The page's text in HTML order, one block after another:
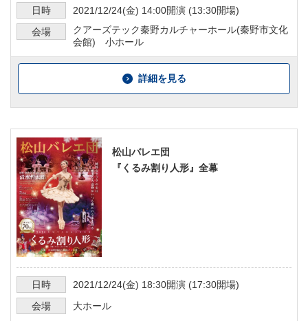
日時 2021/12/24(金) 14:00開演 (13:30開場)
会場
クアーズテック秦野カルチャーホール(秦野市文化
会館) 小ホール
詳細を見る
松山バレエ団
『くるみ割り人形』全幕
日時 2021/12/24(金) 18:30開演 (17:30開場)
会場
大ホール